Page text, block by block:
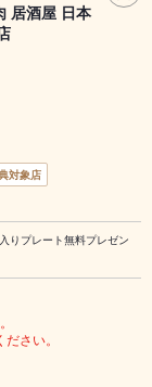
居酒屋 日本
対象店
りプレート無料プレゼン
さい。